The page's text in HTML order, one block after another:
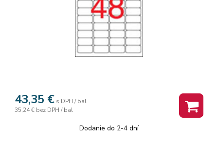
43,35 € s DPH / bal
35,24 € bez DPH / bal
Dodanie do 2-4 dní